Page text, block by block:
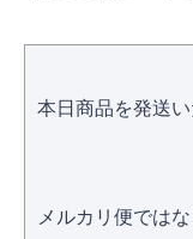
本日商品を発送い
メルカリ便では